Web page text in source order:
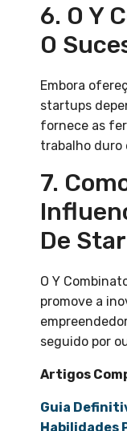
6. O Y
O
Embora
startups
fornece as
trabalho duro
7.
De
O Y
promove a
seguido por
Artigos
Guia
Habilidades